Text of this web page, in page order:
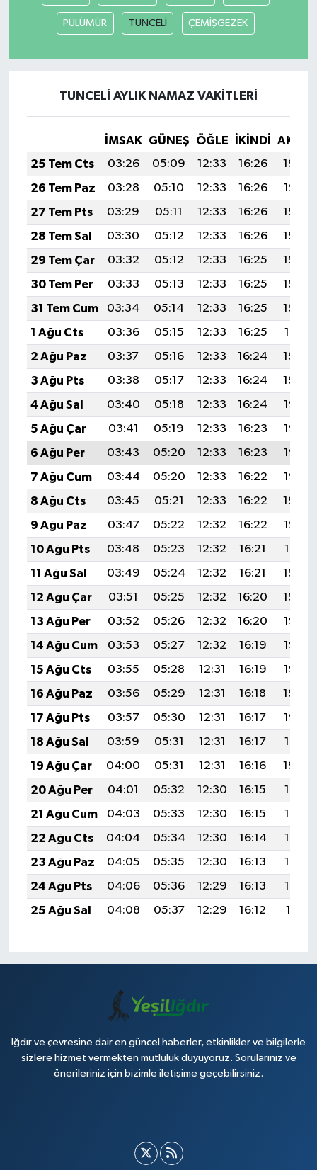
PÜLÜMÜR TUNCELİ ÇEMİŞGEZEK
TUNCELİ AYLIK NAMAZ VAKITLERI
İMSAK GÜNEŞ ÖĞLE İKINDI
25 Tem Cts
03:26 05:09 12:33 16:26
19:48
26 Tem Paz
03:28 05:10 12:33 16:26
19:47
27 Tem Pts
03:29 05:11 12:33 16:26
19:46
28 Tem Sal
03:30 05:12 12:33 16:26
19:45
29 Tem Çar
03:32 05:12 12:33 16:25
19:44
30 Tem Per
03:33 05:13 12:33 16:25
19:43
31 Tem Cum
03:34 05:14 12:33 16:25
19:42
1 Ağu Cts
03:36 05:15 12:33 16:25
19:41
2 Ağu Paz
03:37 05:16 12:33 16:24
19:40
3 Ağu Pts
03:38 05:17 12:33 16:24
19:39
4 Ağu Sal
03:40 05:18 12:33 16:24
19:38
5 Ağu Çar
03:41 05:19 12:33 16:23
19:37
6 Ağu Per
03:43 05:20 12:33 16:23
19:36
7 Ağu Cum
03:44 05:20 12:33 16:22
19:35
8 Ağu Cts
03:45 05:21 12:33 16:22
19:34
9 Ağu Paz
03:47 05:22 12:32 16:22
19:33
10 Ağu Pts
03:48 05:23 12:32 16:21
19:31
11 Ağu Sal
03:49 05:24 12:32 16:21
19:30
12 Ağu Çar
03:51 05:25 12:32 16:20
19:29
13 Ağu Per
03:52 05:26 12:32 16:20
19:28
14 Ağu Cum
03:53 05:27 12:32 16:19
19:26
15 Ağu Cts
03:55 05:28 12:31 16:19
19:25
16 Ağu Paz
03:56 05:29 12:31 16:18
19:24
17 Ağu Pts
03:57 05:30 12:31 16:17
19:22
18 Ağu Sal
03:59 05:31 12:31 16:17
19:21
19 Ağu Çar
04:00 05:31 12:31 16:16
19:20
20 Ağu Per
04:01 05:32 12:30 16:15
19:18
21 Ağu Cum
04:03 05:33 12:30 16:15
19:17
22 Ağu Cts
04:04 05:34 12:30 16:14
19:16
23 Ağu Paz
04:05 05:35 12:30 16:13
19:14
24 Ağu Pts
04:06 05:36 12:29 16:13
19:13
25 Ağu Sal
04:08 05:37 12:29 16:12 19:11
Iğdır ve çevresine dair en güncel haberler, etkinlikler ve bilgilerle
sizlere hizmet vermekten mutluluk duyuyoruz. Sorularınız ve
önerileriniz için bizimle iletişime geçebilirsiniz.